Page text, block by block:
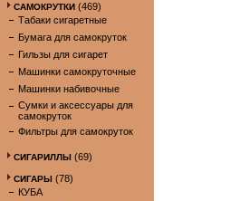
САМОКРУТКИ (469)
Табаки сигаретные
Бумага для самокруток
Гильзы для сигарет
Машинки самокруточные
Машинки набивочные
Сумки и аксессуары для
самокруток
Фильтры для самокруток
СИГАРИЛЛЫ (69)
СИГАРЫ (78)
КУБА